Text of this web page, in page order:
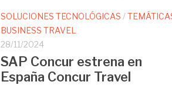
SOLUCIONES TECNOLÓGICAS /
BUSINESS TRAVEL
28/11/2024
SAP Concur estrena en
España Concur Travel